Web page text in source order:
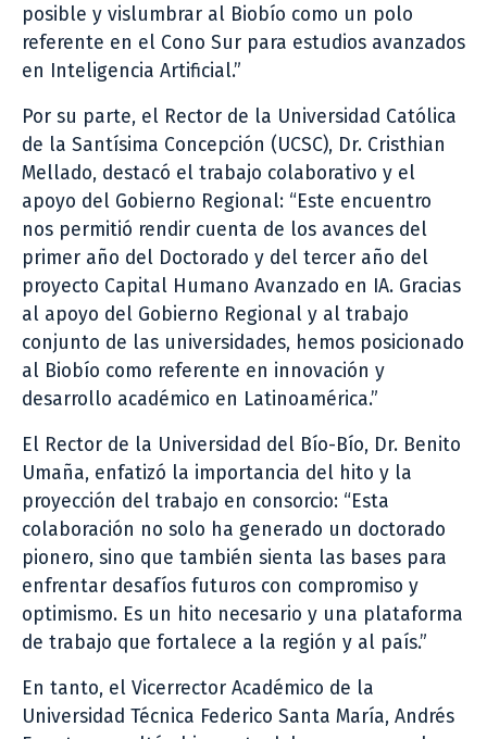
posible y vislumbrar al Biobío como un polo
referente en el Cono Sur para estudios avanzados
en Inteligencia Artificial.”
Por su parte, el Rector de la Universidad Católica
de la Santísima Concepción (UCSC), Dr. Cristhian
Mellado, destacó el trabajo colaborativo y el
apoyo del Gobierno Regional: “Este encuentro
nos permitió rendir cuenta de los avances del
primer año del Doctorado y del tercer año del
proyecto Capital Humano Avanzado en IA. Gracias
al apoyo del Gobierno Regional y al trabajo
conjunto de las universidades, hemos posicionado
al Biobío como referente en innovación y
desarrollo académico en Latinoamérica.”
El Rector de la Universidad del Bío-Bío, Dr. Benito
Umaña, enfatizó la importancia del hito y la
proyección del trabajo en consorcio: “Esta
colaboración no solo ha generado un doctorado
pionero, sino que también sienta las bases para
enfrentar desafíos futuros con compromiso y
optimismo. Es un hito necesario y una plataforma
de trabajo que fortalece a la región y al país.”
En tanto, el Vicerrector Académico de la
Universidad Técnica Federico Santa María, Andrés